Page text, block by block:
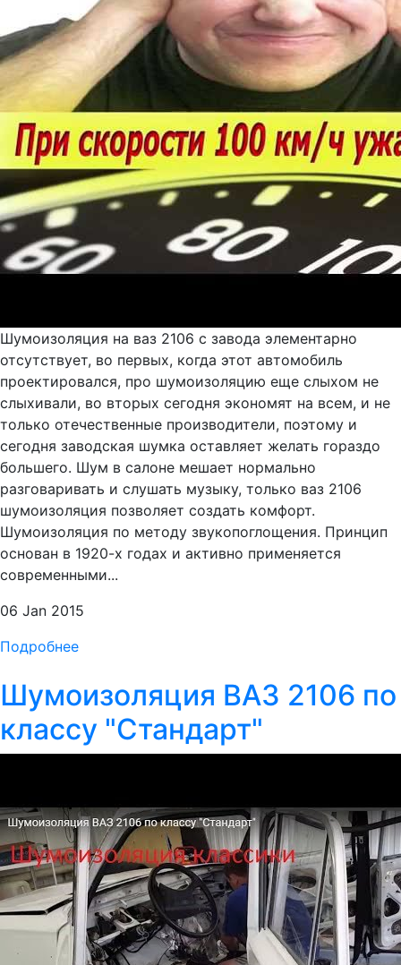
Шумоизоляция на ваз 2106 с завода элементарно
отсутствует, во первых, когда этот автомобиль
проектировался, про шумоизоляцию еще слыхом не
слыхивали, во вторых сегодня экономят на всем, и не
только отечественные производители, поэтому и
сегодня заводская шумка оставляет желать гораздо
большего. Шум в салоне мешает нормально
разговаривать и слушать музыку, только ваз 2106
шумоизоляция позволяет создать комфорт.
Шумоизоляция по методу звукопоглощения. Принцип
основан в 1920-х годах и активно применяется
современными...
06 Jan 2015
Подробнее
Шумоизоляция ВАЗ 2106 по
классу "Стандарт"